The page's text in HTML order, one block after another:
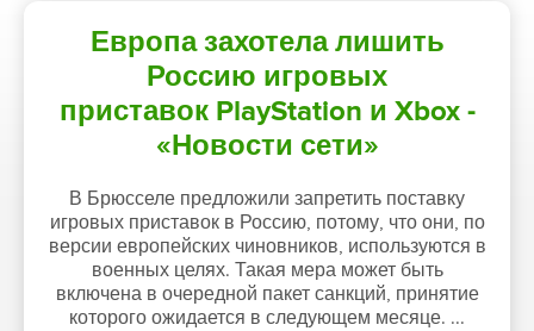
Европа захотела лишить
Россию игровых
приставок PlayStation и Xbox -
«Новости сети»
В Брюсселе предложили запретить поставку
игровых приставок в Россию, потому, что они, по
версии европейских чиновников, используются в
военных целях. Такая мера может быть
включена в очередной пакет санкций, принятие
которого ожидается в следующем месяце. ...